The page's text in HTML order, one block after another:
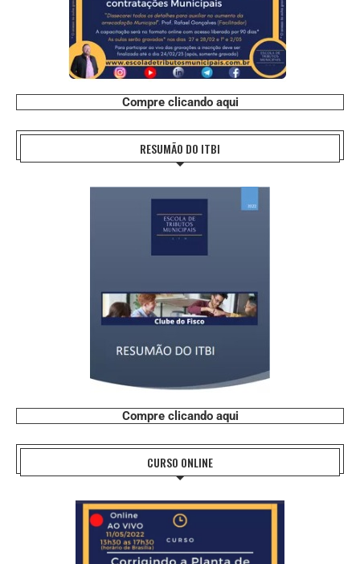
Compre clicando aqui
RESUMÃO DO ITBI
Compre clicando aqui
CURSO ONLINE